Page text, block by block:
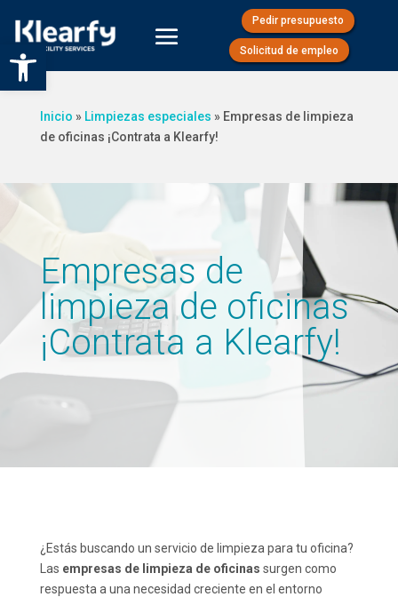
Abrir barra de herramientas
Pedir presupuesto
Solicitud de empleo
Inicio » Limpiezas especiales » Empresas de limpieza
de oficinas ¡Contrata a Klearfy!
Empresas de
limpieza de oficinas
¡Contrata a Klearfy!
¿Estás buscando un servicio de limpieza para tu oficina?
Las empresas de limpieza de oficinas surgen como
respuesta a una necesidad creciente en el entorno